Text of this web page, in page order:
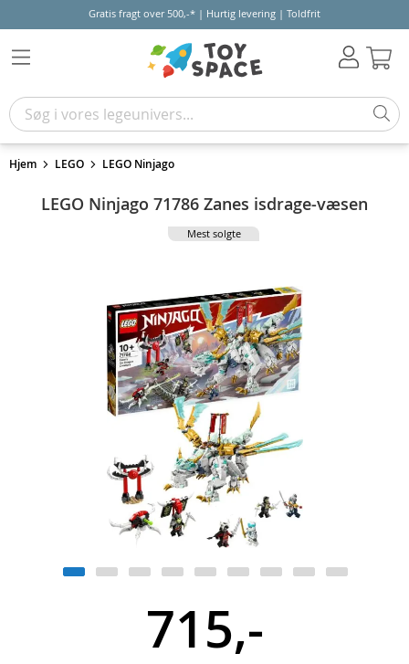
Gratis fragt over 500,-* | Hurtig levering | Toldfrit
Hjem LEGO LEGO Ninjago
LEGO Ninjago 71786 Zanes isdrage-væsen
Mest solgte
715,-